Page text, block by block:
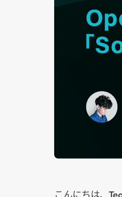
こんにちは、